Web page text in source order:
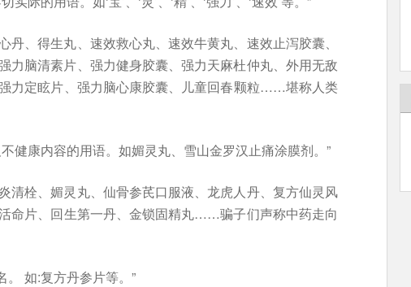
丹、得生丸、速效救心丸、速效牛黄丸、速效止泻胶囊、
力脑清素片、强力健身胶囊、强力天麻杜仲丸、外用无敌
力定眩片、强力脑心康胶囊、儿童回春颗粒……堪称人类
健康内容的用语。如媚灵丸、雪山金罗汉止痛涂膜剂。”
清栓、媚灵丸、仙骨参芪口服液、龙虎人丹、复方仙灵风
命片、回生第一丹、金锁固精丸……骗子们声称中药走向
。 如:复方丹参片等。”